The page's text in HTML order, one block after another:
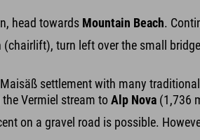
head towards Mountain Beach.
turn left over the small
settlement with many
Vermiel stream toAlp Nova (1,736
on a gravel road is possible.